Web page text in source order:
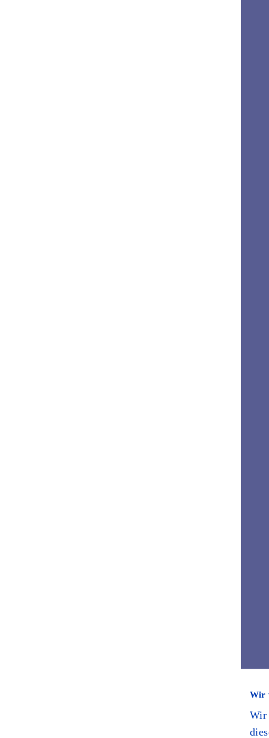
Wir
Wir